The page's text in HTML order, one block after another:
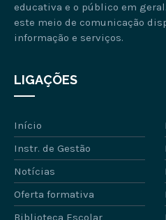
educativa e o público em
este meio de comunicação
informação e serviços.
LIGAÇÕES
Início
Instr. de Gestão
Notícias
Oferta formativa
Biblioteca Escolar